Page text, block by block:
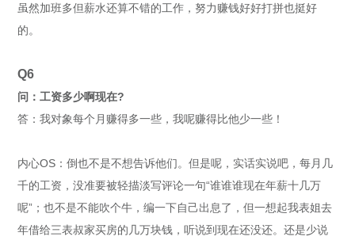
虽然加班多但薪水还算不错的工作，努力赚钱好好打拼也挺好
的。
Q6
问：工资多少啊现在?
答：我对象每个月赚得多一些，我呢赚得比他少一些！
内心OS：倒也不是不想告诉他们。但是呢，实话实说吧，每月几
千的工资，没准要被轻描淡写评论一句“谁谁谁现在年薪十几万
呢”；也不是不能吹个牛，编一下自己出息了，但一想起我表姐去
年借给三表叔家买房的几万块钱，听说到现在还没还。还是少说